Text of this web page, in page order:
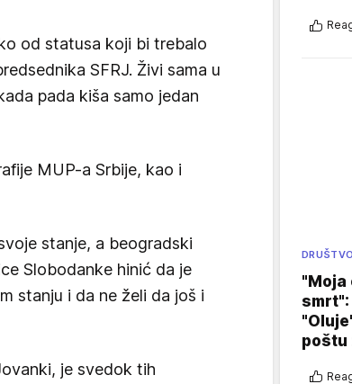
od statusa koji bi trebalo
SFRJ. Živi sama u
pada kiša samo jedan
MUP-a Srbije, kao i
stanje, a beogradski
Slobodanke hinić da je
stanju i da ne želi da još i
je svedok tih
DRUŠTVO
"Moja
poštu